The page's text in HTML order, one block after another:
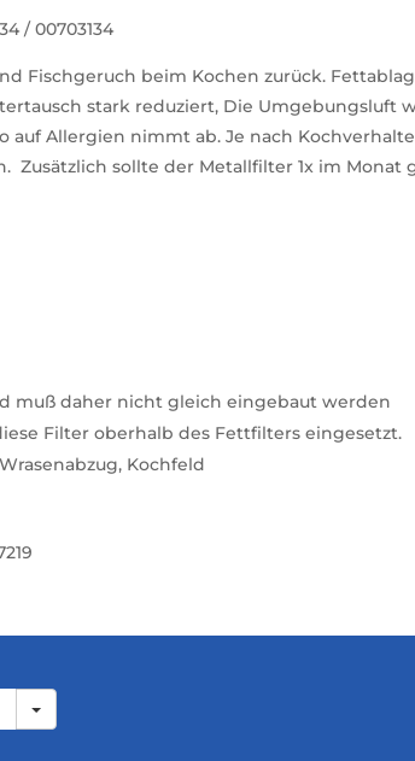
/ 00703134
Fischgeruch beim Kochen zurück.
stark reduziert, Die Umgebungsluft
auf Allergien nimmt ab. Je nach
Zusätzlich sollte der Metallfilter 1x im Monat
muß daher nicht gleich eingebaut werden
Filter oberhalb des Fettfilters eingesetzt.
Kochfeld